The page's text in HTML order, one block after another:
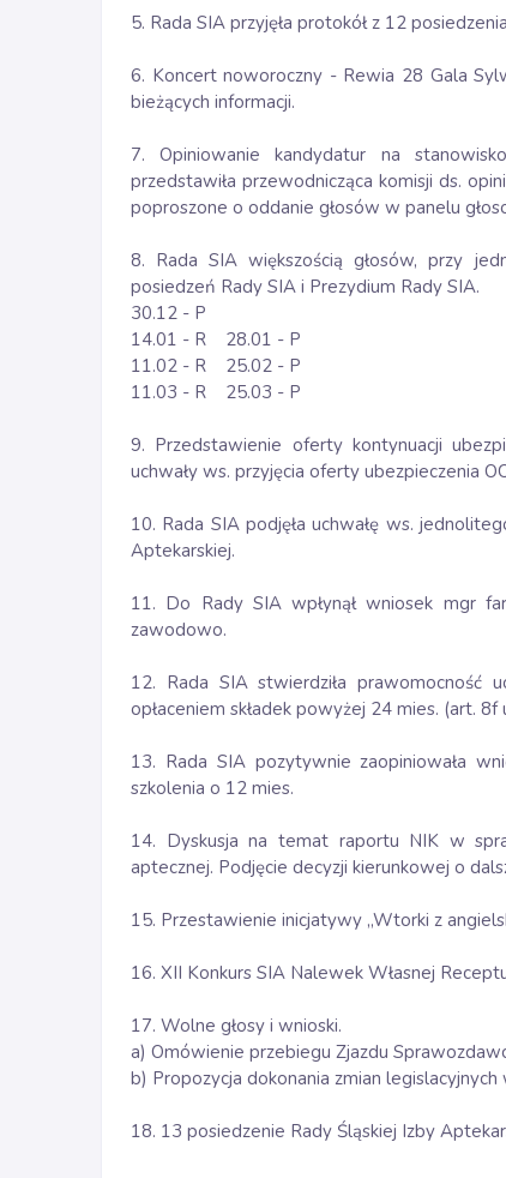
5. Rada SIA przyjęła protokół z 12
6. Koncert noworoczny - Rewia 28 Gala
bieżących informacji.
7. Opiniowanie kandydatur na
przedstawiła przewodnicząca komisji ds.
poproszone o oddanie głosów w panelu
8. Rada SIA większością głosów, przy
posiedzeń Rady SIA i Prezydium Rady SIA.
30.12 - P
14.01 - R 28.01 - P
11.02 - R 25.02 - P
11.03 - R 25.03 - P
9. Przedstawienie oferty kontynuacji
uchwały ws. przyjęcia oferty ubezpieczenia
10. Rada SIA podjęła uchwałę ws.
Aptekarskiej.
11. Do Rady SIA wpłynął wniosek mgr
zawodowo.
12. Rada SIA stwierdziła prawomocność
opłaceniem składek powyżej 24 mies. (art.
13. Rada SIA pozytywnie zaopiniowała
szkolenia o 12 mies.
14. Dyskusja na temat raportu NIK w
aptecznej. Podjęcie decyzji kierunkowej o
15. Przestawienie inicjatywy „Wtorki z
16. XII Konkurs SIA Nalewek Własnej
17. Wolne głosy i wnioski.
a) Omówienie przebiegu Zjazdu
b) Propozycja dokonania zmian
18. 13 posiedzenie Rady Śląskiej Izby